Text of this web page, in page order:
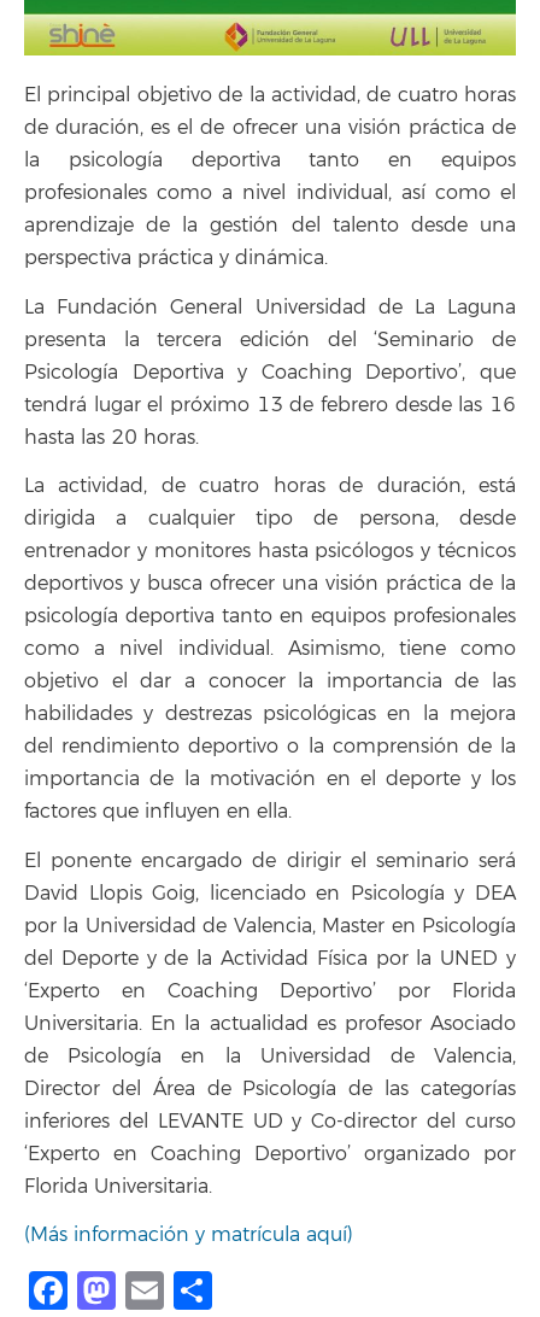
El principal objetivo de la actividad, de cuatro horas
de duración, es el de ofrecer una visión práctica de
la psicología deportiva tanto en equipos
profesionales como a nivel individual, así como el
aprendizaje de la gestión del talento desde una
perspectiva práctica y dinámica.
La Fundación General Universidad de La Laguna
presenta la tercera edición del ‘Seminario de
Psicología Deportiva y Coaching Deportivo’, que
tendrá lugar el próximo 13 de febrero desde las 16
hasta las 20 horas.
La actividad, de cuatro horas de duración, está
dirigida a cualquier tipo de persona, desde
entrenador y monitores hasta psicólogos y técnicos
deportivos y busca ofrecer una visión práctica de la
psicología deportiva tanto en equipos profesionales
como a nivel individual. Asimismo, tiene como
objetivo el dar a conocer la importancia de las
habilidades y destrezas psicológicas en la mejora
del rendimiento deportivo o la comprensión de la
importancia de la motivación en el deporte y los
factores que influyen en ella.
El ponente encargado de dirigir el seminario será
David Llopis Goig, licenciado en Psicología y DEA
por la Universidad de Valencia, Master en Psicología
del Deporte y de la Actividad Física por la UNED y
‘Experto en Coaching Deportivo’ por Florida
Universitaria. En la actualidad es profesor Asociado
de Psicología en la Universidad de Valencia,
Director del Área de Psicología de las categorías
inferiores del LEVANTE UD y Co-director del curso
‘Experto en Coaching Deportivo’ organizado por
Florida Universitaria.
(Más información y matrícula aquí)
Facebook
Mastodon
Email